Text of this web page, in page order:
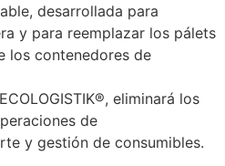
desarrollada para
y para reemplazar los pálets
los contenedores de
eliminará los
de
y gestión de consumibles.